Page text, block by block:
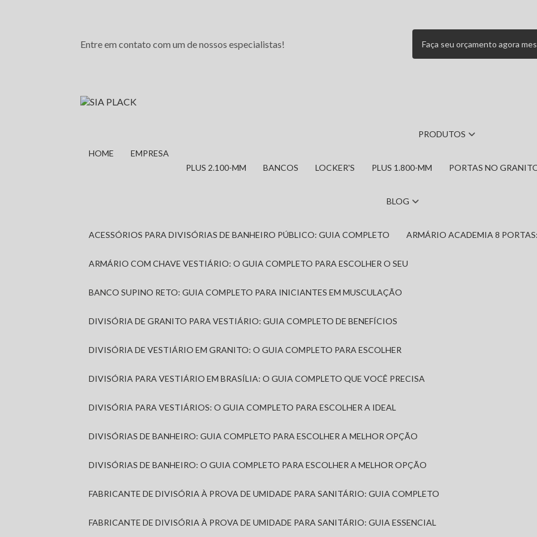
Entre em contato com um de nossos especialistas! Faça seu orçamento agora
HOME EMPRESA
PRODUTOS
PLUS 2.100-MM BANCOS LOCKER'S PLUS 1.800-MM PORTAS NO
BLOG
ACESSÓRIOS PARA DIVISÓRIAS DE BANHEIRO PÚBLICO: GUIA COMPLETO ARMÁRIO ACADEMIA 8
ARMÁRIO COM CHAVE VESTIÁRIO: O GUIA COMPLETO PARA ESCOLHER O SEU
BANCO SUPINO RETO: GUIA COMPLETO PARA INICIANTES EM MUSCULAÇÃO
DIVISÓRIA DE GRANITO PARA VESTIÁRIO: GUIA COMPLETO DE BENEFÍCIOS
DIVISÓRIA DE VESTIÁRIO EM GRANITO: O GUIA COMPLETO PARA ESCOLHER
DIVISÓRIA PARA VESTIÁRIO EM BRASÍLIA: O GUIA COMPLETO QUE VOCÊ PRECISA
DIVISÓRIA PARA VESTIÁRIOS: O GUIA COMPLETO PARA ESCOLHER A IDEAL
DIVISÓRIAS DE BANHEIRO: GUIA COMPLETO PARA ESCOLHER A MELHOR OPÇÃO
DIVISÓRIAS DE BANHEIRO: O GUIA COMPLETO PARA ESCOLHER A MELHOR OPÇÃO
FABRICANTE DE DIVISÓRIA À PROVA DE UMIDADE PARA SANITÁRIO: GUIA COMPLETO
FABRICANTE DE DIVISÓRIA À PROVA DE UMIDADE PARA SANITÁRIO: GUIA ESSENCIAL